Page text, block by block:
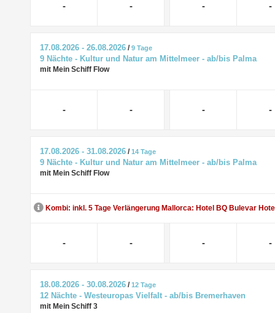
- - - -
17.08.2026 - 26.08.2026 /9 Tage
9 Nächte - Kultur und Natur am Mittelmeer - ab/bis Palma
mit Mein Schiff Flow
- - - -
17.08.2026 - 31.08.2026 /14 Tage
9 Nächte - Kultur und Natur am Mittelmeer - ab/bis Palma
mit Mein Schiff Flow
Kombi: inkl. 5 Tage Verlängerung Mallorca: Hotel BQ Bulevar
- - - -
18.08.2026 - 30.08.2026 /12 Tage
12 Nächte - Westeuropas Vielfalt - ab/bis Bremerhaven
mit Mein Schiff 3